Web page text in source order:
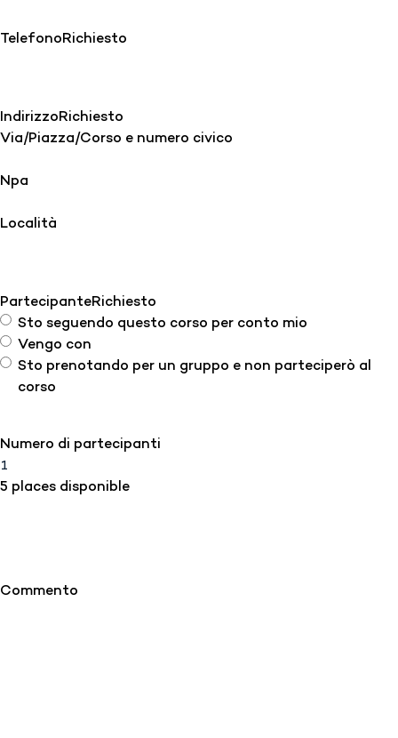
TelefonoRichiesto
IndirizzoRichiesto
Via/Piazza/Corso e numero civico
Npa
Località
PartecipanteRichiesto
Sto seguendo questo corso per conto mio
Vengo con
Sto prenotando per un gruppo e non parteciperò al
corso
Numero di partecipanti
5 places disponible
Commento